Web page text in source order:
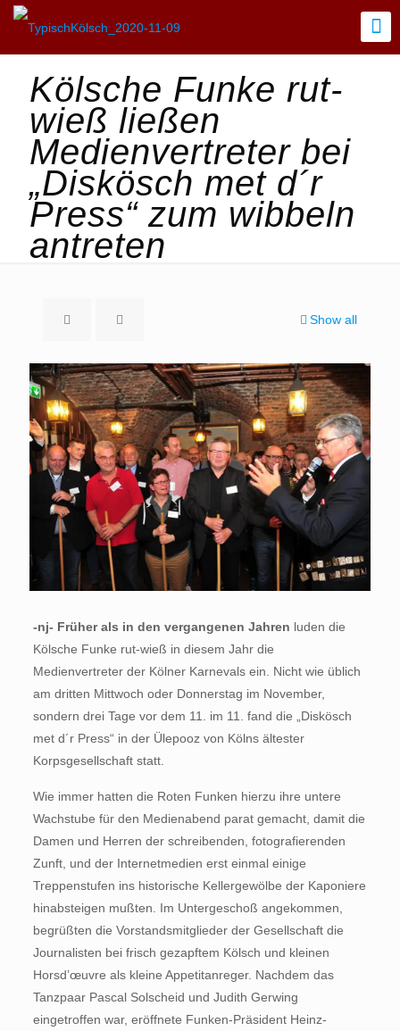
Kölsche Funke rut-
wieß ließen
Medienvertreter bei
„Diskösch met d´r
Press“ zum wibbeln
antreten
Show all
-nj- Früher als in den vergangenen Jahren luden die
Kölsche Funke rut-wieß in diesem Jahr die
Medienvertreter der Kölner Karnevals ein. Nicht wie üblich
am dritten Mittwoch oder Donnerstag im November,
sondern drei Tage vor dem 11. im 11. fand die „Diskösch
met d´r Press“ in der Ülepooz von Kölns ältester
Korpsgesellschaft statt.
Wie immer hatten die Roten Funken hierzu ihre untere
Wachstube für den Medienabend parat gemacht, damit die
Damen und Herren der schreibenden, fotografierenden
Zunft, und der Internetmedien erst einmal einige
Treppenstufen ins historische Kellergewölbe der Kaponiere
hinabsteigen mußten. Im Untergeschoß angekommen,
begrüßten die Vorstandsmitglieder der Gesellschaft die
Journalisten bei frisch gezapftem Kölsch und kleinen
Horsd’œuvre als kleine Appetitanreger. Nachdem das
Tanzpaar Pascal Solscheid und Judith Gerwing
eingetroffen war, eröffnete Funken-Präsident Heinz-